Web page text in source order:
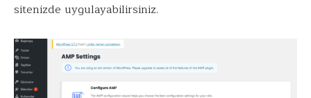
sitenizde uygulayabilirsiniz.